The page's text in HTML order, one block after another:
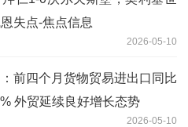
失点-焦点信息
2026-05-10
前四个月货物贸易进出口同比
外贸延续良好增长态势
2026-05-10